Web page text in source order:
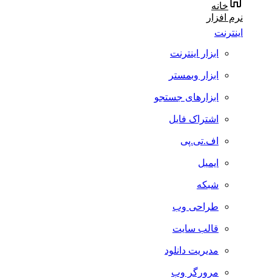
خانه
نرم افزار
اینترنت
ابزار اینترنت
ابزار وبمستر
ابزارهای جستجو
اشتراک فایل
اف.تی.پی
ایمیل
شبکه
طراحی وب
قالب سایت
مدیریت دانلود
مرورگر وب